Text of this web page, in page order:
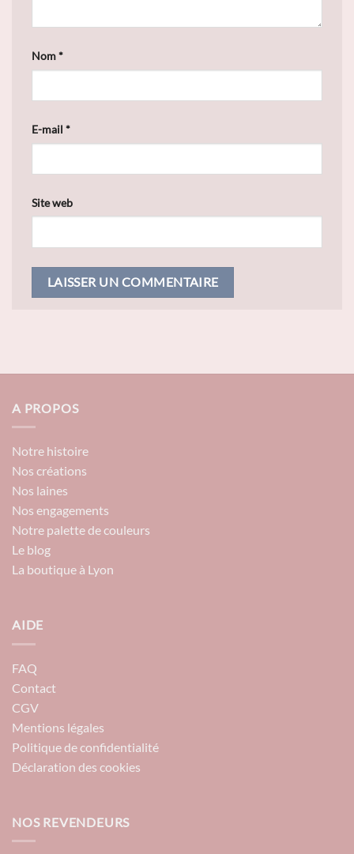
Nom*
E-mail *
Site web
A PROPOS
Notre histoire
Nos créations
Nos laines
Nos engagements
Notre palette de couleurs
Le blog
La boutique à Lyon
AIDE
FAQ
Contact
CGV
Mentions légales
Politique de confidentialité
Déclaration des cookies
NOS REVENDEURS